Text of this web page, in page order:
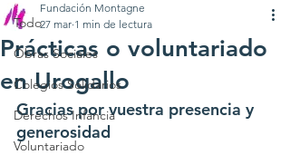
Todo
Obras Sociales
Colegios Solidarios
Derechos Infancia
Voluntariado
Prácticas o voluntariado
en Urogallo
Fundación Montagne
27 mar 1 min de lectura
Gracias por vuestra presencia y
generosidad